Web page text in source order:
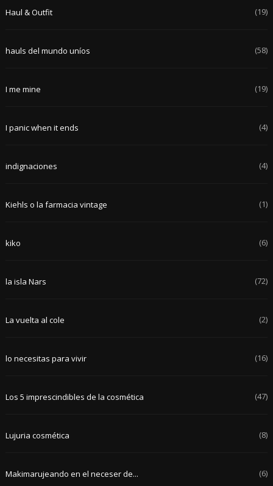
Haul & Outfit (19)
hauls del mundo uníos (58)
I me mine (19)
I panic when it ends (4)
indignaciones (4)
Kiehls o la farmacia vintage (1)
kiko (6)
la isla Nars (72)
La vuelta al cole (2)
lo necesitas para vivir (16)
Los 5 imprescindibles de la cosmética (47)
Lujuria cosmética (8)
Makimarujeando en el neceser de... (6)